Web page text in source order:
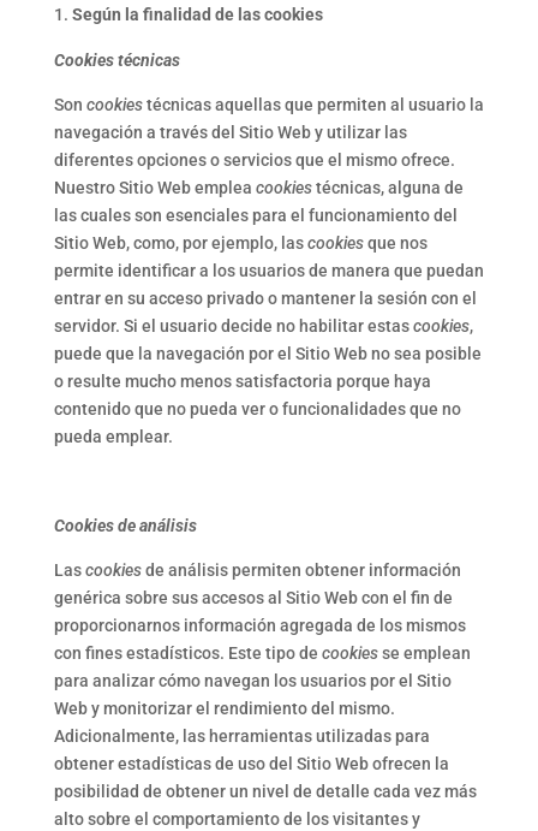
Según la finalidad de las cookies
Cookies técnicas
Son cookiestécnicas aquellas que permiten al usuario la
navegación a través del Sitio Web y utilizar las
diferentes opciones o servicios que el mismo ofrece.
Nuestro Sitio Web emplea cookiestécnicas, alguna de
las cuales son esenciales para el funcionamiento del
Sitio Web, como, por ejemplo, lascookiesque nos
permite identificar a los usuarios de manera que puedan
entrar en su acceso privado o mantener la sesión con el
servidor. Si el usuario decide no habilitar estascookies,
puede que la navegación por el Sitio Web no sea posible
o resulte mucho menos satisfactoria porque haya
contenido que no pueda ver o funcionalidades que no
pueda emplear.
Cookies de análisis
Lascookiesde análisis permiten obtener información
genérica sobre sus accesos al Sitio Web con el fin de
proporcionarnos información agregada de los mismos
con fines estadísticos. Este tipo de cookiesse emplean
para analizar cómo navegan los usuarios por el Sitio
Web y monitorizar el rendimiento del mismo.
Adicionalmente, las herramientas utilizadas para
obtener estadísticas de uso del Sitio Web ofrecen la
posibilidad de obtener un nivel de detalle cada vez más
alto sobre el comportamiento de los visitantes y